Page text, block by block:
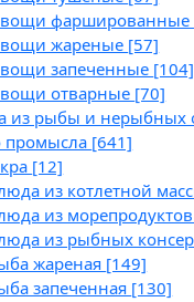
фаршированные
жареные [57]
запеченные [104]
отварные [70]
из рыбы и нерыбных
промысла [641]
[12]
из котлетной
из морепродуктов
из рыбных
жареная [149]
запеченная [130]